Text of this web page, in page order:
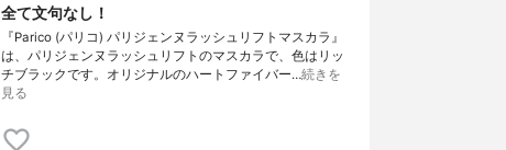
全て文句なし！
『Parico (パリコ) パリジェンヌラッシュリフトマスカラ』
は、パリジェンヌラッシュリフトのマスカラで、色はリッ
チブラックです。オリジナルのハートファイバー…続きを
見る